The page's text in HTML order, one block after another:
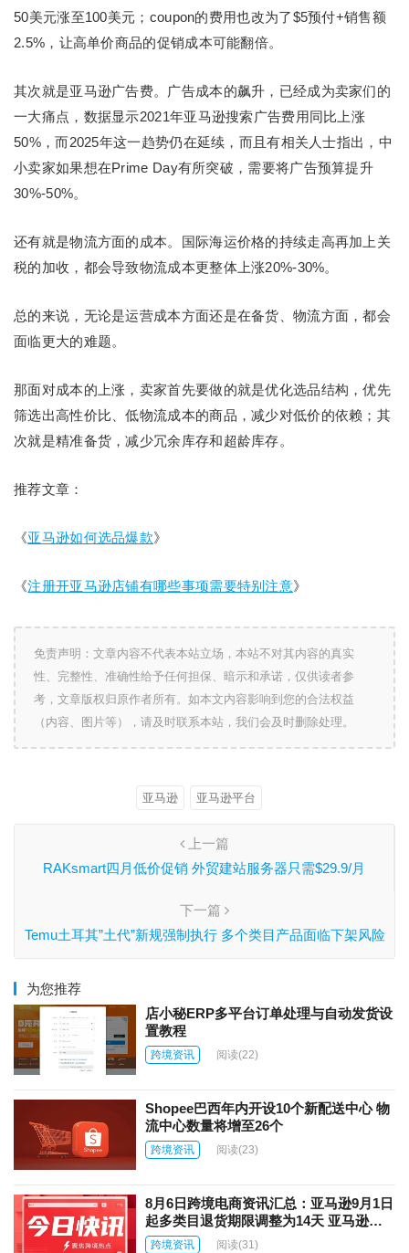
50美元涨至100美元；coupon的费用也改为了$5预付+销售额
2.5%，让高单价商品的促销成本可能翻倍。
其次就是亚马逊广告费。广告成本的飙升，已经成为卖家们的
一大痛点，数据显示2021年亚马逊搜索广告费用同比上涨
50%，而2025年这一趋势仍在延续，而且有相关人士指出，中
小卖家如果想在Prime Day有所突破，需要将广告预算提升
30%-50%。
还有就是物流方面的成本。国际海运价格的持续走高再加上关
税的加收，都会导致物流成本更整体上涨20%-30%。
总的来说，无论是运营成本方面还是在备货、物流方面，都会
面临更大的难题。
那面对成本的上涨，卖家首先要做的就是优化选品结构，优先
筛选出高性价比、低物流成本的商品，减少对低价的依赖；其
次就是精准备货，减少冗余库存和超龄库存。
推荐文章：
《亚马逊如何选品爆款》
《注册开亚马逊店铺有哪些事项需要特别注意》
免责声明：文章内容不代表本站立场，本站不对其内容的真实
性、完整性、准确性给予任何担保、暗示和承诺，仅供读者参
考，文章版权归原作者所有。如本文内容影响到您的合法权益
（内容、图片等），请及时联系本站，我们会及时删除处理。
亚马逊 亚马逊平台
上一篇
RAKsmart四月低价促销 外贸建站服务器只需$29.9/月
下一篇
Temu土耳其”土代”新规强制执行 多个类目产品面临下架风险
为您推荐
店小秘ERP多平台订单处理与自动发货设
置教程
跨境资讯 阅读(22)
Shopee巴西年内开设10个新配送中心 物
流中心数量将增至26个
跨境资讯 阅读(23)
8月6日跨境电商资讯汇总：亚马逊9月1日
起多类目退货期限调整为14天 亚马逊上
线AI商品图片自动翻译功能
跨境资讯 阅读(31)